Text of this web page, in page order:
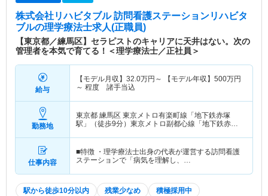
株式会社リハビタブル 訪問看護ステーションリハビタ
ブルの理学療法士求人(正職員)
【東京都／練馬区】セラピストのキャリアに天井はない。次の
管理者を本気で育てる！＜理学療法士／正社員＞
給与
【モデル月収】 32.0万円～ 【モデル年収】 500万円
～ 程度 諸手当込
勤務地
東京都 練馬区 東京メトロ有楽町線「地下鉄赤塚
駅」（徒歩9分）東京メトロ副都心線「地下鉄赤塚
仕事内容
■特徴 ・理学療法士出身の代表が運営する訪問看護
ステーションで「病気を理解し、…
駅から徒歩10分以内 残業少なめ 積極採用中